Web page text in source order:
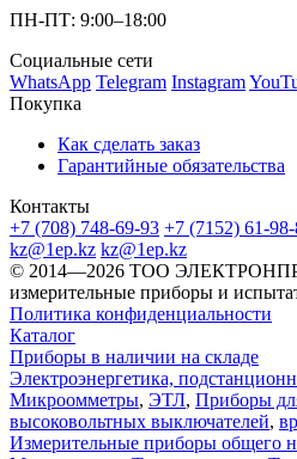
ПН-ПТ: 9:00–18:00
Социальные сети
WhatsApp Telegram Instagram
Покупка
Как сделать заказ
Гарантийные обязательства
Контакты
+7 (708) 748-69-93 +7 (7152) 61-
kz@1ep.kz kz@1ep.kz
©️ 2014—2026 ТОО
измерительные приборы и
Политика конфиденциальности
Каталог
Приборы в наличии на складе
Электроэнергетика,
Микроомметры, ЭТЛ, Приборы
высоковольтных выключателей,
Измерительные приборы общего